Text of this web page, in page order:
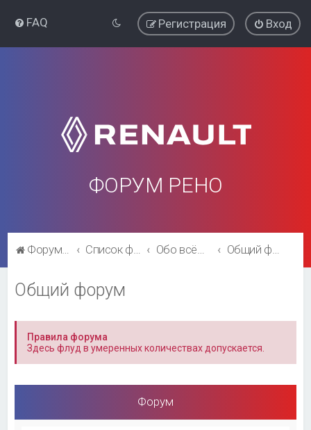
FAQ Вход
Регистрация
ФОРУМ РЕНО
Форум Рено Список форумов Обо всём остальном Общий форум
Общий форум
Правила форума
Здесь флуд в умеренных количествах допускается.
Форум